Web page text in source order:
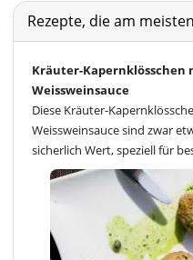
Rezepte, die am
Kräuter-
Weissweinsauce
Diese Kräuter-
Weissweinsauce sind zwar
sicherlich Wert, speziell für